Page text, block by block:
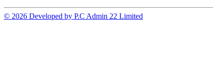
© 2026 Developed by P.C Admin 22 Limited